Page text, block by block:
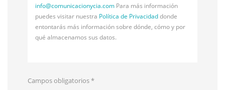
info@comunicacionycia.com Para más información
puedes visitar nuestra Política de Privacidaddonde
entontarás más información sobre dónde, cómo y por
qué almacenamos sus datos.
Campos obligatorios*